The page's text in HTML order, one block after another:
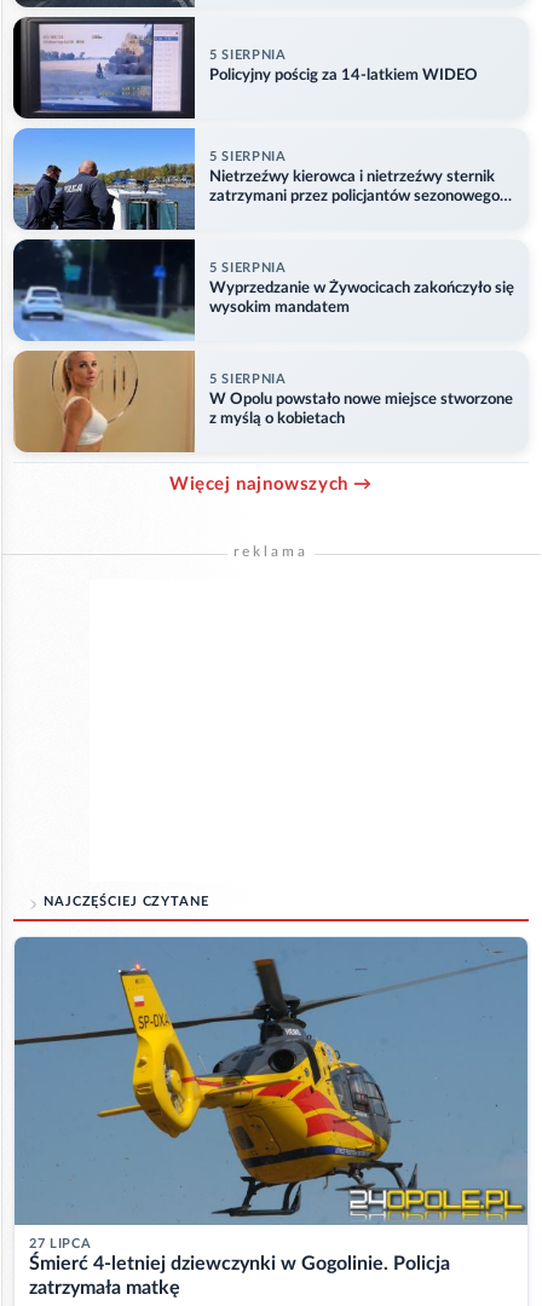
5 SIERPNIA
Policyjny pościg za 14-latkiem WIDEO
5 SIERPNIA
Nietrzeźwy kierowca i nietrzeźwy sternik
zatrzymani przez policjantów sezonowego
5 SIERPNIA
Wyprzedzanie w Żywocicach zakończyło się
wysokim mandatem
5 SIERPNIA
W Opolu powstało nowe miejsce stworzone
z myślą o kobietach
Więcej najnowszych →
reklama
NAJCZĘŚCIEJ CZYTANE
27 LIPCA
Śmierć 4-letniej dziewczynki w Gogolinie. Policja
zatrzymała matkę